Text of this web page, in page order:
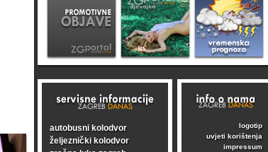
autobusni kolodvor
željeznički kolodvor
logotip
uvjeti korištenja
impressum